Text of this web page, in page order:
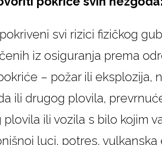
svi rizici fizičkog
iz osiguranja prema
– požar ili eksplozija,
ili drugog plovila,
ili vozila s bilo kojim
luci, potres,